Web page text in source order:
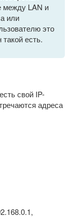
между LAN и
или
это
есть.
свой IP-
адреса